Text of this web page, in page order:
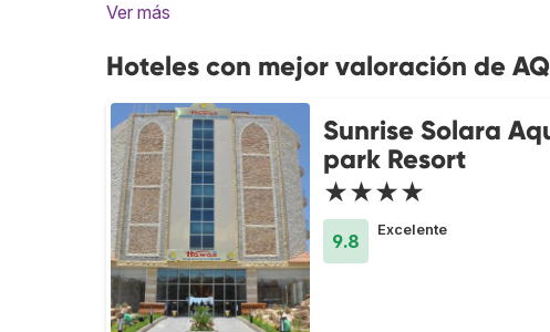
Ver más
Hoteles con mejor valoración de
Sunrise Solara
park Resort
★★★★
9.8
Excelente